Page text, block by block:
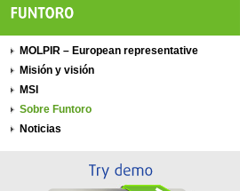
MOLPIR – European representative
Misión y visión
MSI
Sobre Funtoro
Noticias